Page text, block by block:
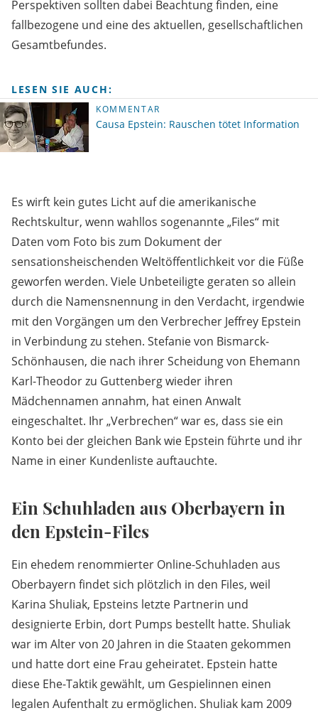
Perspektiven sollten dabei Beachtung finden, eine
fallbezogene und eine des aktuellen, gesellschaftlichen
Gesamtbefundes.
LESEN SIE AUCH:
KOMMENTAR
Causa Epstein: Rauschen tötet Information
Es wirft kein gutes Licht auf die amerikanische
Rechtskultur, wenn wahllos sogenannte „Files“ mit
Daten vom Foto bis zum Dokument der
sensationsheischenden Weltöffentlichkeit vor die Füße
geworfen werden. Viele Unbeteiligte geraten so allein
durch die Namensnennung in den Verdacht, irgendwie
mit den Vorgängen um den Verbrecher Jeffrey Epstein
in Verbindung zu stehen. Stefanie von Bismarck-
Schönhausen, die nach ihrer Scheidung von Ehemann
Karl-Theodor zu Guttenberg wieder ihren
Mädchennamen annahm, hat einen Anwalt
eingeschaltet. Ihr „Verbrechen“ war es, dass sie ein
Konto bei der gleichen Bank wie Epstein führte und ihr
Name in einer Kundenliste auftauchte.
Ein Schuhladen aus Oberbayern in
den Epstein-Files
Ein ehedem renommierter Online-Schuhladen aus
Oberbayern findet sich plötzlich in den Files, weil
Karina Shuliak, Epsteins letzte Partnerin und
designierte Erbin, dort Pumps bestellt hatte. Shuliak
war im Alter von 20 Jahren in die Staaten gekommen
und hatte dort eine Frau geheiratet. Epstein hatte
diese Ehe-Taktik gewählt, um Gespielinnen einen
legalen Aufenthalt zu ermöglichen. Shuliak kam 2009